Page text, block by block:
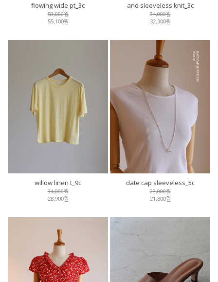
flowing wide pt_3c
58,000원
55,100원
and sleeveless knit_3c
34,000원
32,300원
willow linen t_9c
34,000원
28,900원
date cap sleeveless_5c
23,000원
21,800원